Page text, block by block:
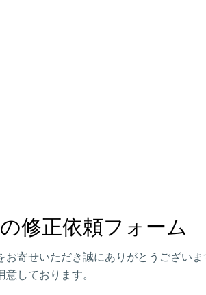
修正依頼フォーム
お寄せいただき誠にありがとうござい
しております。